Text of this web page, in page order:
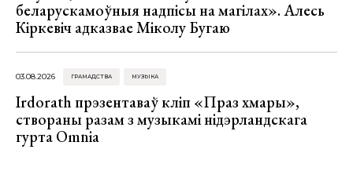
беларускамоўныя надпісы на магілах». Алесь
Кіркевіч адказвае Міколу Бугаю
03.08.2026 ГРАМАДСТВА МУЗЫКА
Irdorath прэзентаваў кліп «Праз хмары»,
створаны разам з музыкамі нідэрландскага
гурта Omnia